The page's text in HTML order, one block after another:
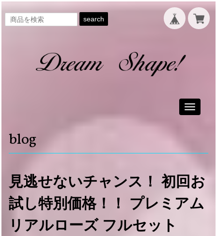
search
Toggle
blog
見逃せないチャンス！ 初回お
試し特別価格！！ プレミアム
リアルローズ フルセット